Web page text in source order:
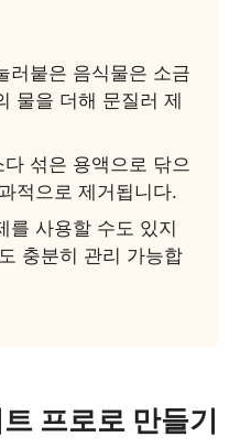
러붙은 음식물은 소금
물을 더해 문질러 제
섞은 용액으로 닦으
적으로 제거됩니다.
를 사용할 수도 있지
충분히 관리 가능합
프로로 만들기